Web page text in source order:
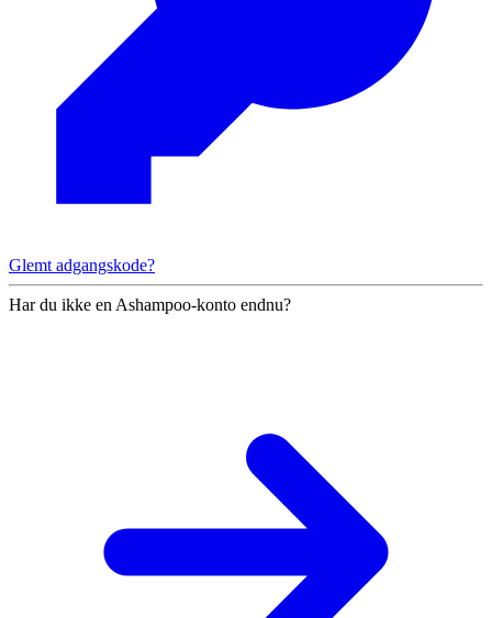
Glemt adgangskode?
Har du ikke en Ashampoo-konto endnu?